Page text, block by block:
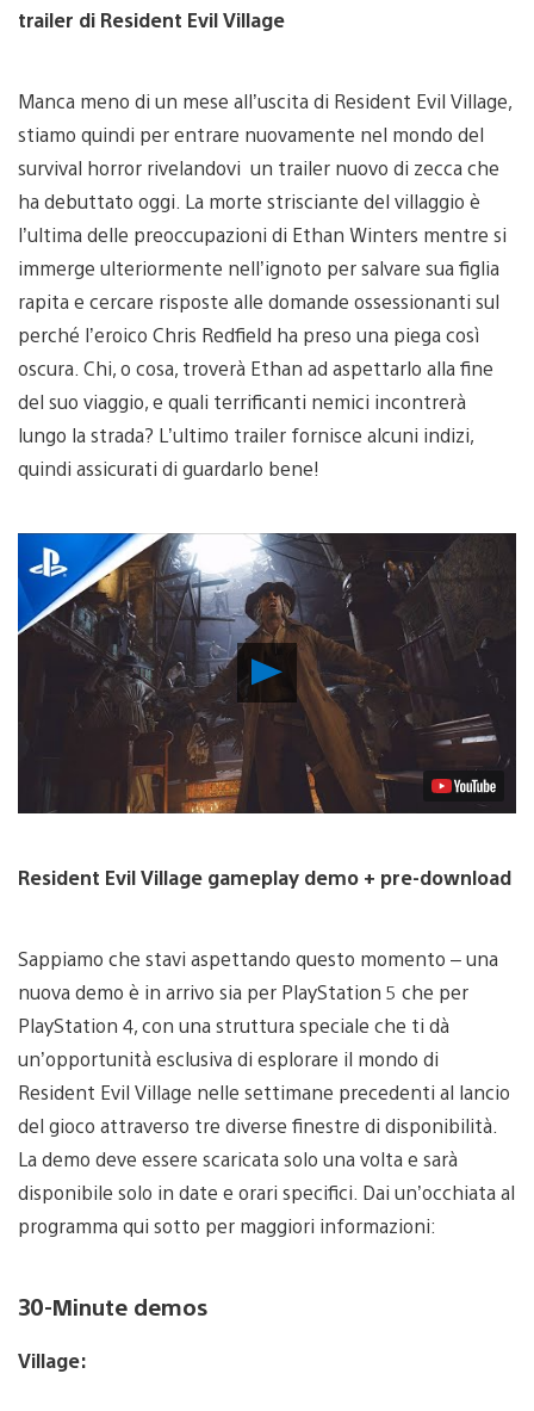
trailer di Resident Evil Village
Manca meno di un mese all’uscita di Resident Evil Village,
stiamo quindi per entrare nuovamente nel mondo del
survival horror rivelandovi un trailer nuovo di zecca che
ha debuttato oggi. La morte strisciante del villaggio è
l’ultima delle preoccupazioni di Ethan Winters mentre si
immerge ulteriormente nell’ignoto per salvare sua figlia
rapita e cercare risposte alle domande ossessionanti sul
perché l’eroico Chris Redfield ha preso una piega così
oscura. Chi, o cosa, troverà Ethan ad aspettarlo alla fine
del suo viaggio, e quali terrificanti nemici incontrerà
lungo la strada? L’ultimo trailer fornisce alcuni indizi,
quindi assicurati di guardarlo bene!
Riproduci
video
Resident Evil Village gameplay demo + pre-download
Sappiamo che stavi aspettando questo momento – una
nuova demo è in arrivo sia per PlayStation 5 che per
PlayStation 4, con una struttura speciale che ti dà
un’opportunità esclusiva di esplorare il mondo di
Resident Evil Village nelle settimane precedenti al lancio
del gioco attraverso tre diverse finestre di disponibilità.
La demo deve essere scaricata solo una volta e sarà
disponibile solo in date e orari specifici. Dai un’occhiata al
programma qui sotto per maggiori informazioni:
30-Minute demos
Village: